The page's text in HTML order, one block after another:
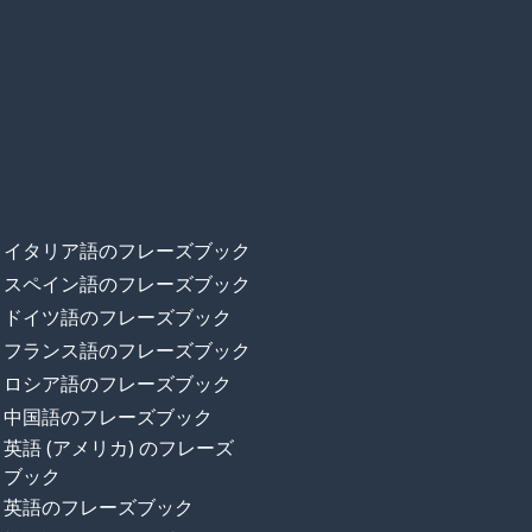
イタリア語のフレーズブック
スペイン語のフレーズブック
ドイツ語のフレーズブック
フランス語のフレーズブック
ロシア語のフレーズブック
中国語のフレーズブック
英語 (アメリカ) のフレーズ
ブック
英語のフレーズブック